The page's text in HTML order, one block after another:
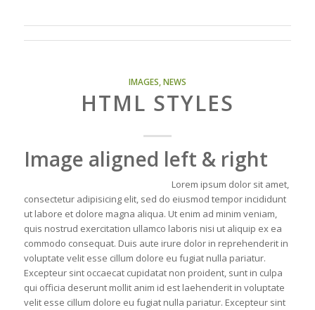
IMAGES,NEWS
HTML STYLES
Image aligned left & right
Lorem ipsum dolor sit amet,
consectetur adipisicing elit, sed do eiusmod tempor incididunt
ut labore et dolore magna aliqua. Ut enim ad minim veniam,
quis nostrud exercitation ullamco laboris nisi ut aliquip ex ea
commodo consequat. Duis aute irure dolor in reprehenderit in
voluptate velit esse cillum dolore eu fugiat nulla pariatur.
Excepteur sint occaecat cupidatat non proident, sunt in culpa
qui officia deserunt mollit anim id est laehenderit in voluptate
velit esse cillum dolore eu fugiat nulla pariatur. Excepteur sint